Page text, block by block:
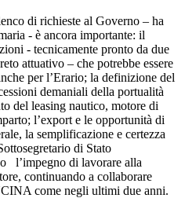
di richieste al Governo – ha
- è ancora importante: il
- tecnicamente pronto da due
attuativo – che potrebbe essere
per l’Erario; la definizione del
demaniali della portualità
del leasing nautico, motore di
l’export e le opportunità di
la semplificazione e certezza
di Stato
l’impegno di lavorare alla
continuando a collaborare
come negli ultimi due anni.